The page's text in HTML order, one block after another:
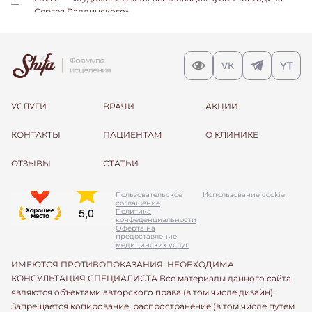
Сергея Радлинского».
УСЛУГИ ВРАЧИ АКЦИИ
КОНТАКТЫ ПАЦИЕНТАМ О КЛИНИКЕ
ОТЗЫВЫ СТАТЬИ
Пользовательское
соглашение
Политика
конфеденциальности
Оферта на
предоставление
медицинских услуг
Использование cookie
ИМЕЮТСЯ ПРОТИВОПОКАЗАНИЯ. НЕОБХОДИМА
КОНСУЛЬТАЦИЯ СПЕЦИАЛИСТА Все материалы данного сайта
являются объектами авторского права (в том числе дизайн).
Запрещается копирование, распространение (в том числе путем